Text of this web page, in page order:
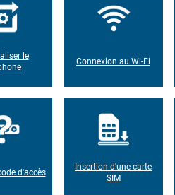
le
Connexion au Wi-Fi
d'accès
Insertion d'une carte
SIM